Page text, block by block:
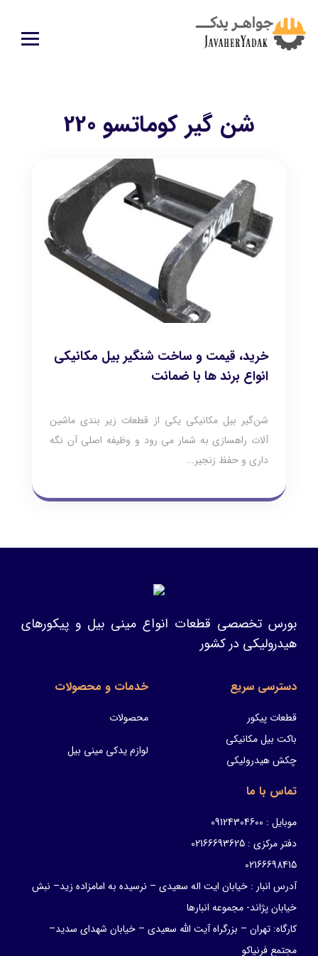
شن گیر کوماتسو 220
خرید، قیمت و ساخت شنگیر بیل مکانیکی
انواع برند ها با ضمانت
شن‌گیر بیل مکانیکی یکی از قطعات زیر بندی ماشین
آلات راهسازی به شمار می رود و وظیفه اصلی آن نگه
داری و حفظ زنجیر...
بورس تخصصی قطعات انواع مینی بیل و پیکورهای
هیدرولیکی در کشور
دسترسی سریع
قطعات پیکور
باکت بیل مکانیکی
چکش هیدرولیکی
خدمات و محصولات
محصولات
لوازم یدکی مینی بیل
تماس با ما
موبایل : 09124304600
دفتر مرکزی : 02166693625
02166698415
آدرس انبار : خیابان ایت اله سعیدی – نرسیده به امامزاده زید– نبش
خیابان پژاند- مجموعه انبارها
کارگاه: تهران – بزرگراه آیت الله سعیدی – خیابان شهدای سدید–
مجتمع فرنیاکو